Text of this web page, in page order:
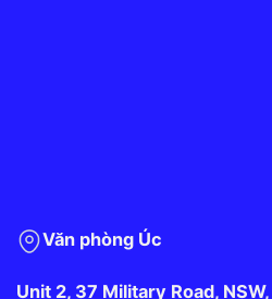
Văn phòng Úc
Unit 2, 37 Military Road,